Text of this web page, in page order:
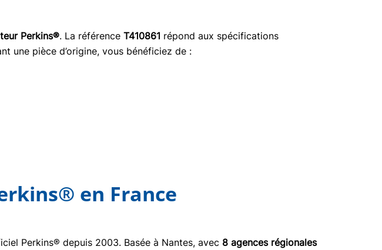
Perkins®. La référence T410861 répond aux spécifications
une pièce d’origine, vous bénéficiez de :
en France
Perkins® depuis 2003. Basée à Nantes, avec 8 agences régionales